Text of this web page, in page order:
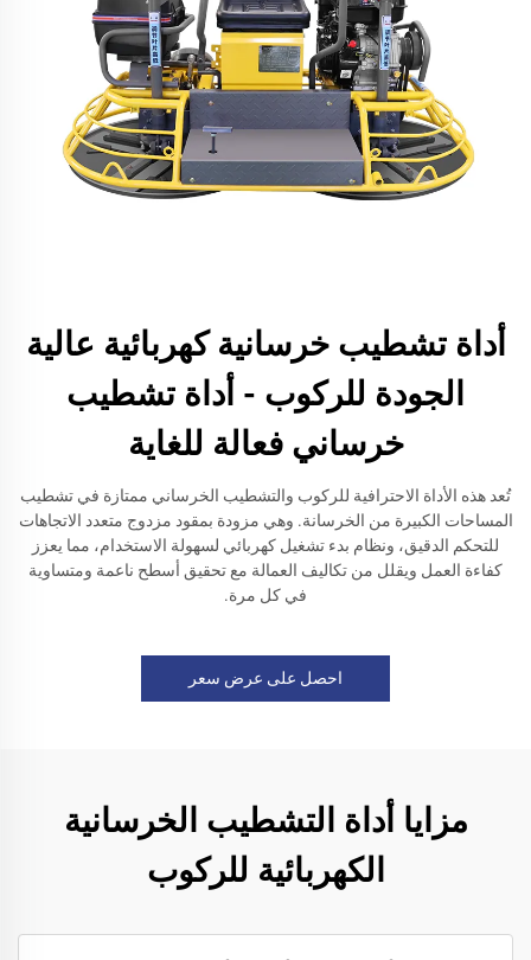
أداة تشطيب خرسانية كهربائية عالية
الجودة للركوب - أداة تشطيب
خرساني فعالة للغاية
تُعد هذه الأداة الاحترافية للركوب والتشطيب الخرساني ممتازة في تشطيب
المساحات الكبيرة من الخرسانة. وهي مزودة بمقود مزدوج متعدد الاتجاهات
للتحكم الدقيق، ونظام بدء تشغيل كهربائي لسهولة الاستخدام، مما يعزز
كفاءة العمل ويقلل من تكاليف العمالة مع تحقيق أسطح ناعمة ومتساوية
في كل مرة.
احصل على عرض سعر
مزايا أداة التشطيب الخرسانية
الكهربائية للركوب